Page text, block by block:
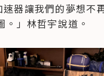
速器讓我們的夢想不
。」林哲宇說道。